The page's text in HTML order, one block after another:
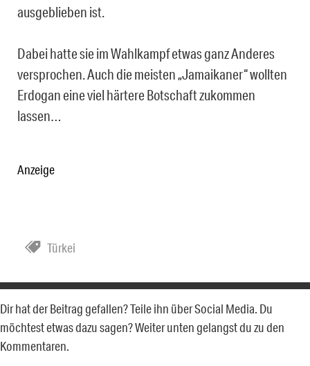
ausgeblieben ist.
Dabei hatte sie im Wahlkampf etwas ganz Anderes
versprochen. Auch die meisten „Jamaikaner“ wollten
Erdogan eine viel härtere Botschaft zukommen
lassen…
Anzeige
Türkei
Dir hat der Beitrag gefallen? Teile ihn über Social Media. Du
möchtest etwas dazu sagen? Weiter unten gelangst du zu den
Kommentaren.